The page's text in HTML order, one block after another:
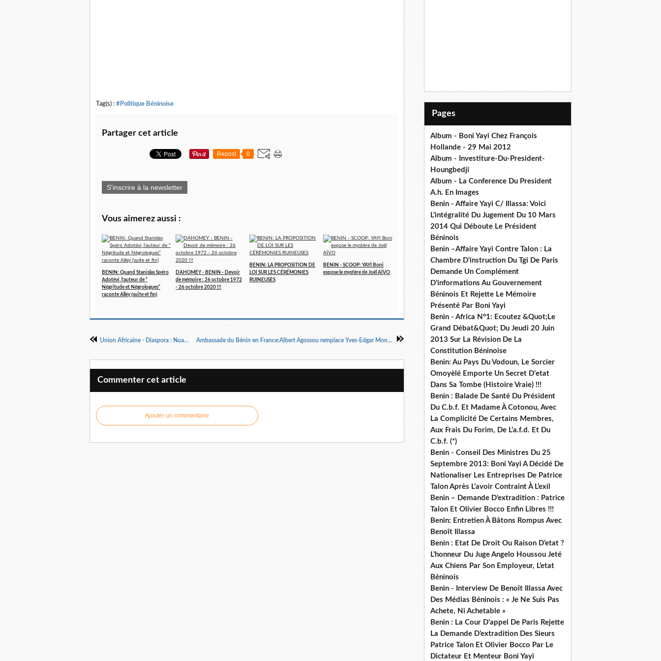
Tag(s) : #Politique Béninoise
Partager cet article
Repost 0
S'inscrire à la newsletter
Vous aimerez aussi :
BENIN: Quand Stanislas Spéro
Adotévi, l’auteur de ”
Négritude et Négrologues”
raconte Alley (suite et fin)
DAHOMEY - BENIN - Devoir
de mémoire : 26 octobre 1972
- 26 octobre 2020 !!!
BENIN: LA PROPOSITION DE
LOI SUR LES CÉRÉMONIES
RUINEUSES
BENIN - SCOOP: YAYI Boni
expose le mystère de Joël AÏVO
Union Africaine - Diaspora : Nuages Ambassade du Bénin en France:Albert Agossou remplace Yves-Edgar Monnou
Commenter cet article
Ajouter un commentaire
Pages
Album - Boni Yayi Chez François
Hollande - 29 Mai 2012
Album - Investiture-Du-President-
Houngbedji
Album - La Conference Du President
A.h. En Images
Benin - Affaire Yayi C/ Illassa: Voici
L'intégralité Du Jugement Du 10 Mars
2014 Qui Déboute Le Président
Béninois
Benin –Affaire Yayi Contre Talon : La
Chambre D’instruction Du Tgi De Paris
Demande Un Complément
D’informations Au Gouvernement
Béninois Et Rejette Le Mémoire
Présenté Par Boni Yayi
Benin - Africa N°1: Ecoutez &Quot;Le
Grand Débat&Quot; Du Jeudi 20 Juin
2013 Sur La Révision De La
Constitution Béninoise
Benin: Au Pays Du Vodoun, Le Sorcier
Omoyèlé Emporte Un Secret D'etat
Dans Sa Tombe (Histoire Vraie) !!!
Benin : Balade De Santé Du Président
Du C.b.f. Et Madame À Cotonou, Avec
La Complicité De Certains Membres,
Aux Frais Du Forim, De L’a.f.d. Et Du
C.b.f. (*)
Benin - Conseil Des Ministres Du 25
Septembre 2013: Boni Yayi A Décidé De
Nationaliser Les Entreprises De Patrice
Talon Après L’avoir Contraint À L’exil
Benin – Demande D’extradition : Patrice
Talon Et Olivier Bocco Enfin Libres !!!
Benin: Entretien À Bâtons Rompus Avec
Benoît Illassa
Benin : Etat De Droit Ou Raison D’etat ?
L’honneur Du Juge Angelo Houssou Jeté
Aux Chiens Par Son Employeur, L’etat
Béninois
Benin - Interview De Benoît Illassa Avec
Des Médias Béninois : « Je Ne Suis Pas
Achete, Ni Achetable »
Benin : La Cour D’appel De Paris Rejette
La Demande D’extradition Des Sieurs
Patrice Talon Et Olivier Bocco Par Le
Dictateur Et Menteur Boni Yayi